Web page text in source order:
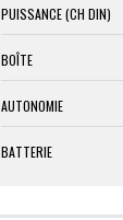
PUISSANCE (CH DIN)
BOÎTE
AUTONOMIE
BATTERIE